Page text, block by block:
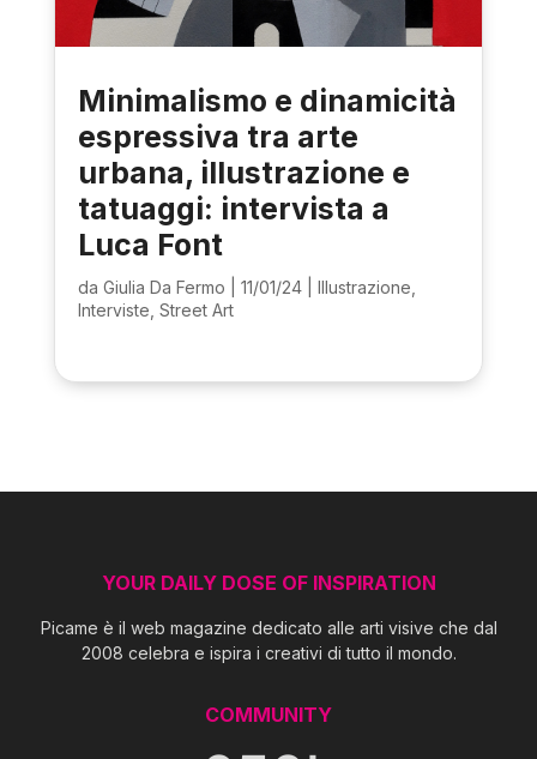
Minimalismo e dinamicità
espressiva tra arte
urbana, illustrazione e
tatuaggi: intervista a
Luca Font
da Giulia Da Fermo 11/01/24| Illustrazione
Interviste Street Art
YOUR DAILY DOSE OF INSPIRATION
Picame è il web magazine dedicato alle arti visive che dal
2008 celebra e ispira i creativi di tutto il mondo.
COMMUNITY